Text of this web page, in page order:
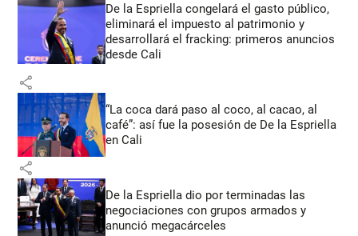
De la Espriella congelará el gasto público,
eliminará el impuesto al patrimonio y
desarrollará el fracking: primeros anuncios
desde Cali
share
“La coca dará paso al coco, al cacao, al
café”: así fue la posesión de De la Espriella
en Cali
share
De la Espriella dio por terminadas las
negociaciones con grupos armados y
anunció megacárceles